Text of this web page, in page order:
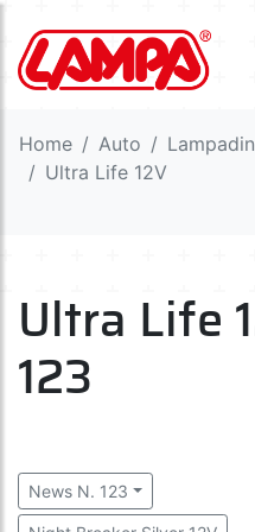
Home Auto
Ultra Life 12V
Ultra Life
123
News N. 123